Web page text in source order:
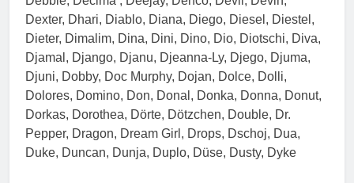
Dexter, Dhari, Diablo, Diana, Diego, Diesel, Diestel,
Dieter, Dimalim, Dina, Dini, Dino, Dio, Diotschi, Diva,
Djamal, Django, Djanu, Djeanna-Ly, Djego, Djuma,
Djuni, Dobby, Doc Murphy, Dojan, Dolce, Dolli,
Dolores, Domino, Don, Donal, Donka, Donna, Donut,
Dorkas, Dorothea, Dörte, Dötzchen, Double, Dr.
Pepper, Dragon, Dream Girl, Drops, Dschoj, Dua,
Duke, Duncan, Dunja, Duplo, Düse, Dusty, Dyke